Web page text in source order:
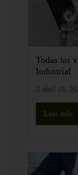
Todas las
Industrial
abril 19,
Leer más